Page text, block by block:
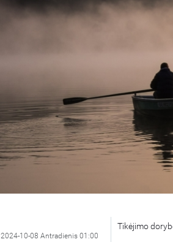
2024-10-08 Antradienis 01:00
Tikėjimo